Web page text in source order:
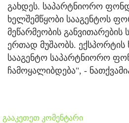
გახდეს. საპარტნიორო
ხელშემწყობი სააგენტოს
მეწარმეობის განვითარების
ერთად მუშაობს. ექსპორტის
სააგენტო საპარტნიორო
ჩამოყალიბდება", -
გააკეთეთ კომენტარი